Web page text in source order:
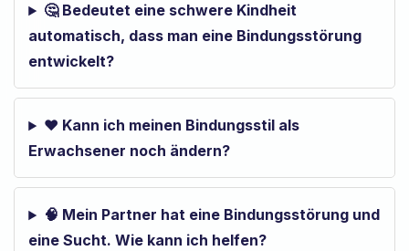
🤔 Bedeutet eine schwere Kindheit
automatisch, dass man eine Bindungsstörung
entwickelt?
❤️ Kann ich meinen Bindungsstil als
Erwachsener noch ändern?
🧠 Mein Partner hat eine Bindungsstörung und
eine Sucht. Wie kann ich helfen?